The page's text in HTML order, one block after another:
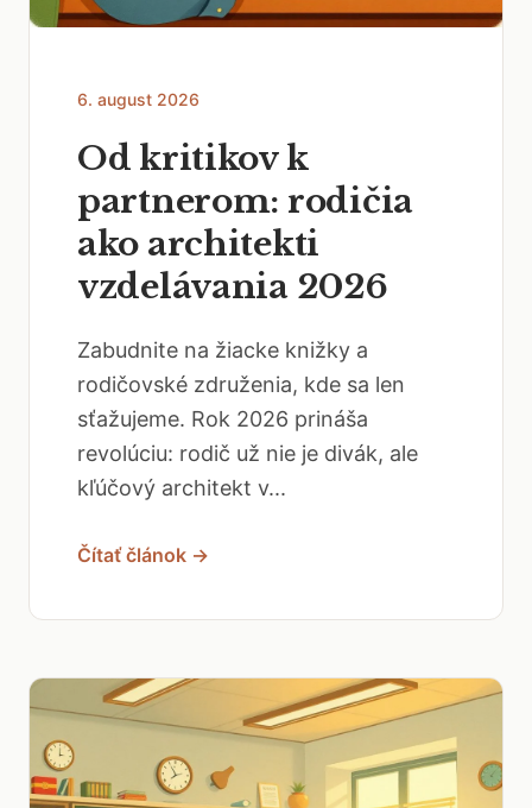
6. august 2026
Od kritikov k
partnerom: rodičia
ako architekti
vzdelávania 2026
Zabudnite na žiacke knižky a
rodičovské združenia, kde sa len
sťažujeme. Rok 2026 prináša
revolúciu: rodič už nie je divák, ale
kľúčový architekt v...
Čítať článok →